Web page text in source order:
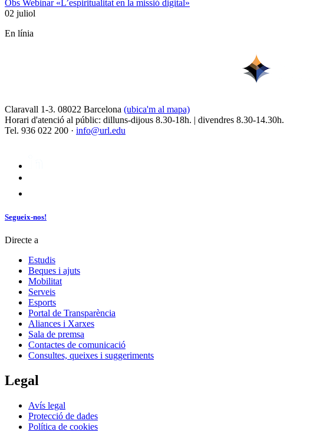
Obs Webinar «L’espiritualitat en la missió digital»
02 juliol
En línia
Claravall 1-3. 08022 Barcelona (ubica'm al mapa)
Horari d'atenció al públic: dilluns-dijous 8.30-18h. | divendres 8.30-14.30h.
Tel. 936 022 200 · info@url.edu
Segueix-nos!
Directe a
Estudis
Beques i ajuts
Mobilitat
Serveis
Esports
Portal de Transparència
Aliances i Xarxes
Sala de premsa
Contactes de comunicació
Consultes, queixes i suggeriments
Legal
Avís legal
Protecció de dades
Política de cookies